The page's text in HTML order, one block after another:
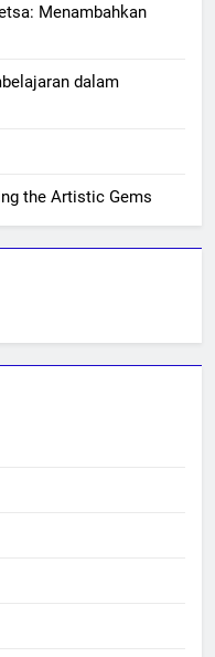
Menambahkan
dalam
the Artistic Gems